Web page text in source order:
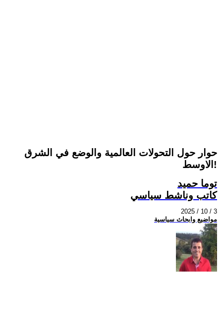
حوار حول التحولات العالمية والوضع في الشرق
الاوسط!
توما حميد
كاتب وناشط سياسي
2025 / 10 / 3
مواضيع وابحاث سياسية